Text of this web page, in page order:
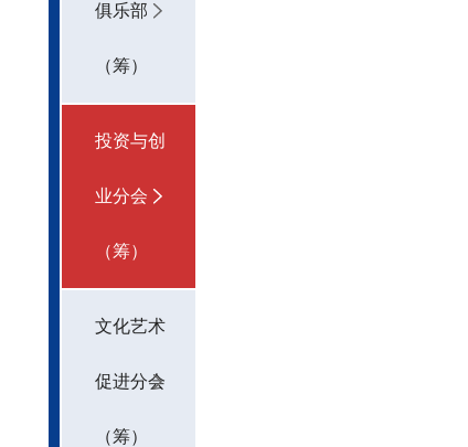
俱乐部
（筹）
投资与创
业分会
（筹）
文化艺术
促进分会
（筹）